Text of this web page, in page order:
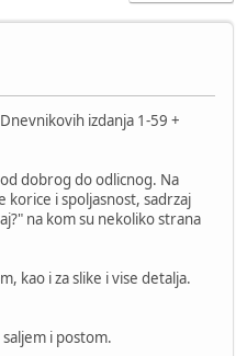
izdanja 1-59 +
dobrog do odlicnog. Na
korice i spoljasnost, sadrzaj
na kom su nekoliko strana
kao i za slike i vise detalja.
i postom.